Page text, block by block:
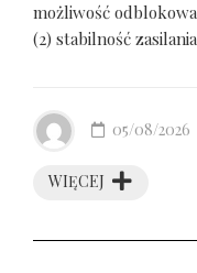
możliwość
(2) stabilność
WIĘCEJ
05/08/2026